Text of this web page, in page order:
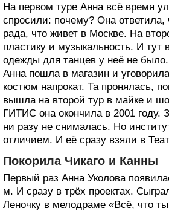
На первом туре Анна всё время
спросили: почему? Она ответила,
рада, что живет в Москве. На
пластику и музыкальность. И тут
одежды для танцев у неё не было.
Анна пошла в магазин и
костюм напрокат. Та пронялась,
вышла на второй тур в майке и
ГИТИС она окончила в 2001 году.
ни разу не снималась. Но
отличием. И её сразу взяли в
Покорила Чикаго и Канны
Первый раз Анна Уколова
м. И сразу в трёх проектах.
Леночку в мелодраме «Всё, что